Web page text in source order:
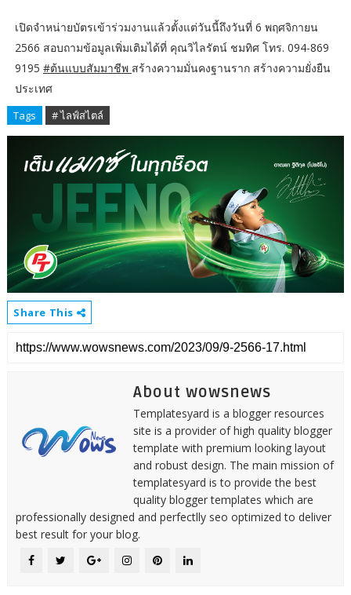
เปิดจำหน่ายบัตรเข้าร่วมงานแล้วตั้งแต่วันนี้ถึงวันที่ 6 พฤศจิกายน
2566 สอบถามข้อมูลเพิ่มเติมได้ที่ คุณวิไลรัตน์ ชมทิศ โทร. 094-869
9195 #ต้นแบบสัมมาชีพ สร้างความมั่นคงฐานราก สร้างความยั่งยืน
ประเทศ
Tags # ไลฟ์สไตล์
Share This
About wowsnews
Templatesyard is a blogger resources
site is a provider of high quality blogger
template with premium looking layout
and robust design. The main mission of
templatesyard is to provide the best
quality blogger templates which are
professionally designed and perfectlly seo optimized to deliver
best result for your blog.